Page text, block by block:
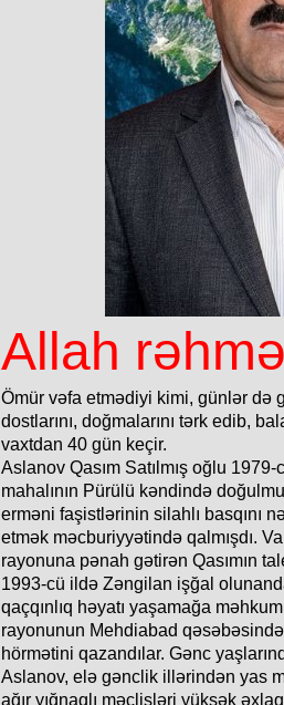
Allah
Ömür vəfa etmədiyi kimi, günlər də
dostlarını, doğmalarını tərk edib,
vaxtdan 40 gün keçir.
Aslanov Qasım Satılmış oğlu
mahalının Pürülü kəndində
erməni faşistlərinin silahlı basqını
etmək məcburiyyətində qalmışdı.
rayonuna pənah gətirən Qasımın
1993-cü ildə Zəngilan işğal
qaçqınlıq həyatı yaşamağa
rayonunun Mehdiabad
hörmətini qazandılar. Gənc
Aslanov, elə gənclik illərindən yas
ağır yığnaqlı məclisləri yüksək